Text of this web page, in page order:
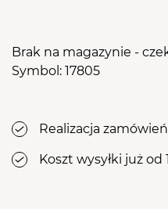
Brak na magazynie -
Symbol: 17805
Realizacja
Koszt wysyłki już od